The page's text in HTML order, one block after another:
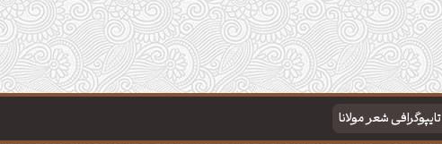
تایپوگرافی شعر مولانا